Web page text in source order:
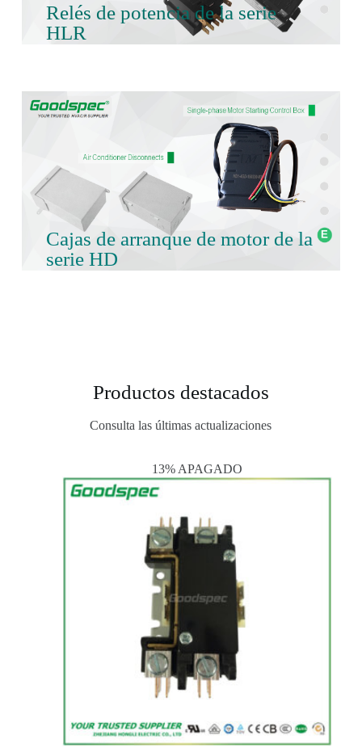
Relés de potencia de la serie
HLR
Cajas de arranque de motor de la
serie HD
Productos destacados
Consulta las últimas actualizaciones
13% APAGADO